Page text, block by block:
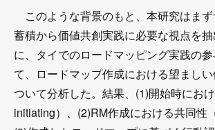
このような背景のもと、本研究はま
蓄積から価値共創実践に必要な視点を
に、タイでのロードマッピング実践の
て、ロードマップ作成における望まし
ついて分析した。結果、(1)開始時にお
initiating）、(2)RM作成における共同性